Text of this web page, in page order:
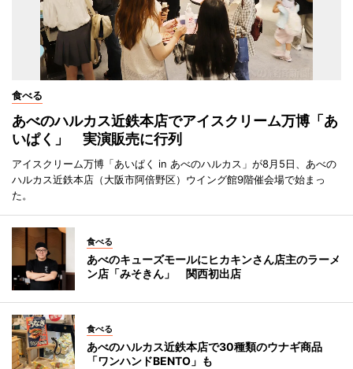
食べる
あべのハルカス近鉄本店でアイスクリーム万博「あ
いぱく」 実演販売に行列
アイスクリーム万博「あいぱく in あべのハルカス」が8月5日、あべの
ハルカス近鉄本店（大阪市阿倍野区）ウイング館9階催会場で始まっ
た。
食べる
あべのキューズモールにヒカキンさん店主のラーメ
ン店「みそきん」 関西初出店
食べる
あべのハルカス近鉄本店で30種類のウナギ商品
「ワンハンドBENTO」も